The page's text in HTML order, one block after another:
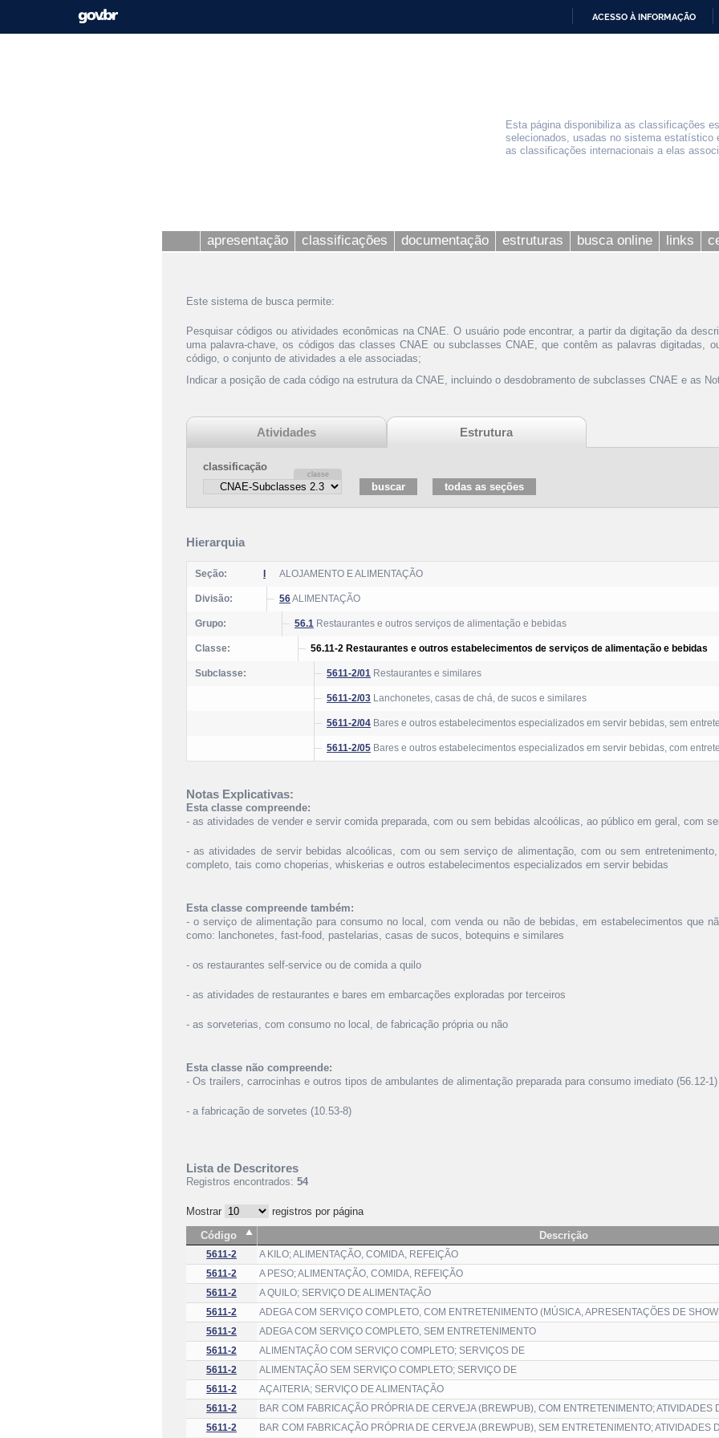
ACESSO À INFORMAÇÃO
Esta página disponibiliza as classificações
selecionados, usadas no sistema
as classificações internacionais a elas
apresentação classificações documentação estruturas busca online links
Este sistema de busca permite:
Pesquisar códigos ou atividades econômicas na CNAE. O usuário pode encontrar, a partir da digitação da
uma palavra-chave, os códigos das classes CNAE ou subclasses CNAE, que contêm as palavras digitadas,
código, o conjunto de atividades a ele associadas;
Indicar a posição de cada código na estrutura da CNAE, incluindo o desdobramento de subclasses CNAE e as
Atividades Estrutura
classificação
Hierarquia
Seção: ALOJAMENTO E ALIMENTAÇÃO
Divisão: 56ALIMENTAÇÃO
Grupo: 56.1 Restaurantes e outros serviços de alimentação e bebidas
Classe: 56.11-2 Restaurantes e outros estabelecimentos de serviços de alimentação e bebidas
Subclasse: 5611-2/01 Restaurantes e similares
5611-2/03 Lanchonetes, casas de chá, de sucos e similares
5611-2/04 Bares e outros estabelecimentos especializados em servir bebidas, sem
5611-2/05 Bares e outros estabelecimentos especializados em servir bebidas, com
Notas Explicativas:
Esta classe compreende:
- as atividades de vender e servir comida preparada, com ou sem bebidas alcoólicas, ao público em geral, com
- as atividades de servir bebidas alcoólicas, com ou sem serviço de alimentação, com ou sem
completo, tais como choperias, whiskerias e outros estabelecimentos especializados em servir bebidas
Esta classe compreende também:
- o serviço de alimentação para consumo no local, com venda ou não de bebidas, em estabelecimentos que
como: lanchonetes, fast-food, pastelarias, casas de sucos, botequins e similares
- os restaurantes self-service ou de comida a quilo
- as atividades de restaurantes e bares em embarcações exploradas por terceiros
- as sorveterias, com consumo no local, de fabricação própria ou não
Esta classe não compreende:
- Os trailers, carrocinhas e outros tipos de ambulantes de alimentação preparada para consumo imediato (56.12-1)
- a fabricação de sorvetes (10.53-8)
Lista de Descritores
Registros encontrados: 54
Mostrar
registros por página
Código
Descrição
5611-2
A KILO; ALIMENTAÇÃO, COMIDA, REFEIÇÃO
5611-2
A PESO; ALIMENTAÇÃO, COMIDA, REFEIÇÃO
5611-2
A QUILO; SERVIÇO DE ALIMENTAÇÃO
5611-2
ADEGA COM SERVIÇO COMPLETO, COM ENTRETENIMENTO (MÚSICA, APRESENTAÇÕES DE
5611-2
ADEGA COM SERVIÇO COMPLETO, SEM ENTRETENIMENTO
5611-2
ALIMENTAÇÃO COM SERVIÇO COMPLETO; SERVIÇOS DE
5611-2
ALIMENTAÇÃO SEM SERVIÇO COMPLETO; SERVIÇO DE
5611-2
AÇAITERIA; SERVIÇO DE ALIMENTAÇÃO
5611-2
BAR COM FABRICAÇÃO PRÓPRIA DE CERVEJA (BREWPUB), COM ENTRETENIMENTO; ATIVIDADES
5611-2
BAR COM FABRICAÇÃO PRÓPRIA DE CERVEJA (BREWPUB), SEM ENTRETENIMENTO; ATIVIDADES